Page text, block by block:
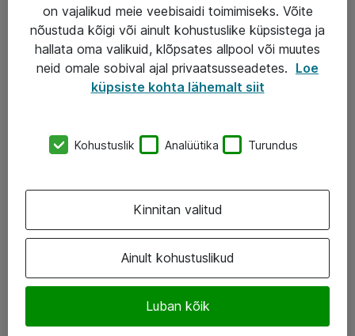
Turva- ja nõrkvoolulahendused
AS ATEA
Atea kontaktid
Jälgi meid
LinkedIn
on vajalikud meie veebisaidi toimimiseks. Võite
nõustuda kõigi või ainult kohustuslike küpsistega ja
hallata oma valikuid, klõpsates allpool või muutes
neid omale sobival ajal privaatsusseadetes. Loe
küpsiste kohta lähemalt siit
Kohustuslik Analüütika Turundus
Ainult kohustuslikud
Luban kõik
Kinnitan valitud